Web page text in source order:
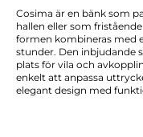
Cosima är en bänk som
hallen eller som
formen kombineras med
stunder. Den inbjudande
plats för vila och
enkelt att anpassa
elegant design med